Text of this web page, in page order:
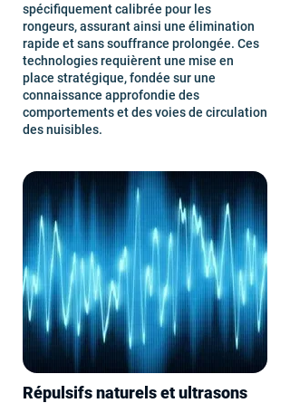
spécifiquement calibrée pour les
rongeurs, assurant ainsi une élimination
rapide et sans souffrance prolongée. Ces
technologies requièrent une mise en
place stratégique, fondée sur une
connaissance approfondie des
comportements et des voies de circulation
des nuisibles.
Répulsifs naturels et ultrasons